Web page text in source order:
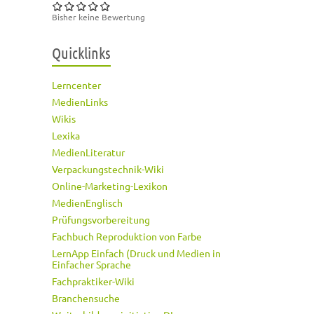
Bisher keine Bewertung
Quicklinks
Lerncenter
MedienLinks
Wikis
Lexika
MedienLiteratur
Verpackungstechnik-Wiki
Online-Marketing-Lexikon
MedienEnglisch
Prüfungsvorbereitung
Fachbuch Reproduktion von Farbe
LernApp Einfach (Druck und Medien in
Einfacher Sprache
Fachpraktiker-Wiki
Branchensuche